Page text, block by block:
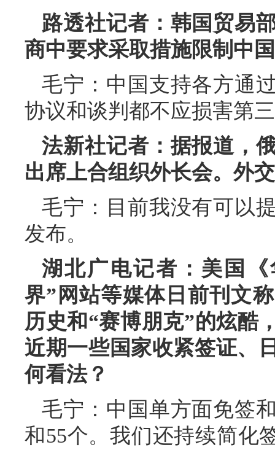
路透社记者：韩国贸易
商中要求采取措施限制中
毛宁：中国支持各方通
协议和谈判都不应损害第
法新社记者：据报道，
出席上合组织外长会。外
毛宁：目前我没有可以
发布。
湖北广电记者：美国
界”网站等媒体日前刊文
历史和“赛博朋克”的炫酷
近期一些国家收紧签证、
何看法？
毛宁：中国单方面免签
和55个。我们还持续简化